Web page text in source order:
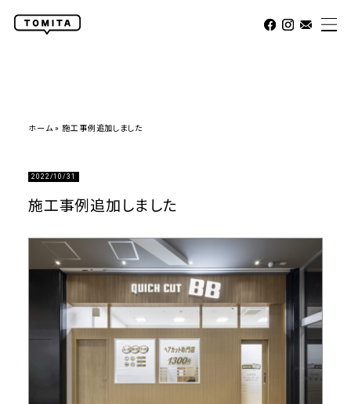
ホーム »施工事例追加しました
2022/10/31
施工事例追加しました